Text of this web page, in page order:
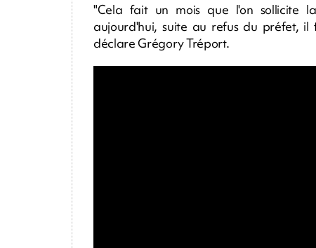
"Cela fait un mois que l'on sollicite
aujourd'hui, suite au refus du préfet,
déclare Grégory Tréport.